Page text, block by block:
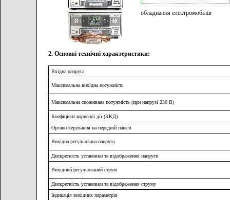
обладнання електромобілів
2. Основні технічні характеристики:
Вхідна напруга
Максимальна вихідна потужність
Максимальна споживана потужність (при напрузі 230 В)
Коефіцієнт корисної дії (ККД)
Органи керування на передній панелі
Вихідна регульована напруга
Дискретність установки та відображення напруги
Вихідний регульований струм
Дискретність установки та відображення струму
Індикація вихідних параметрів